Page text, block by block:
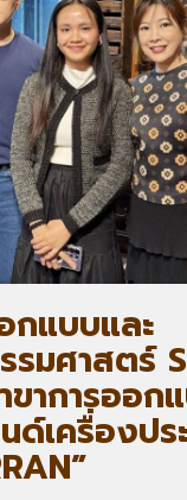
กแบบและ
รมศาสตร์
าการออก
ด์เครื่องป